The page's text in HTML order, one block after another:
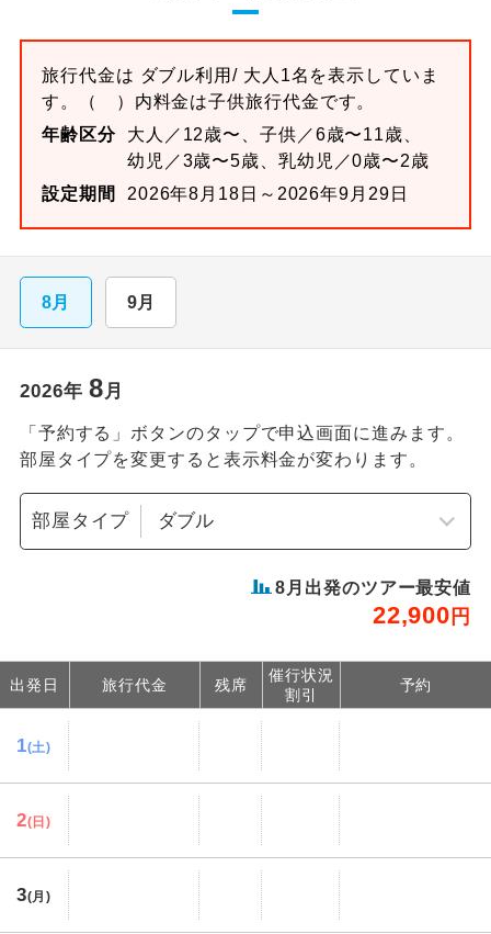
旅行代金は ダブル利用/ 大人1名を表示していま
す。
（ ）内料金は子供旅行代金です。
年齢区分
大人／12歳〜、子供／6歳〜11歳、
幼児／3歳〜5歳、乳幼児／0歳〜2歳
設定期間
2026年8月18日～2026年9月29日
8月 9月
2026年 8月
「予約する」ボタンのタップで申込画面に進みます。
部屋タイプを変更すると表示料金が変わります。
部屋タイプ
8 月出発のツアー最安値
22,900 円
出発日 旅行代金 残席
催行状況
割引
予約
1(土)
2(日)
3(月)